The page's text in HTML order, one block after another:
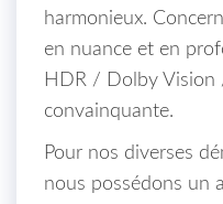
harmonieux.
en nuance et en
HDR / Dolby Vision
convainquante.
Pour nos diverses
nous possédons un